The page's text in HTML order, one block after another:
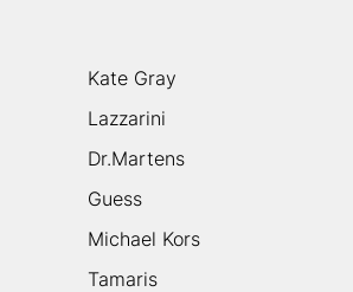
Kate Gray
Lazzarini
Dr.Martens
Guess
Michael Kors
Tamaris